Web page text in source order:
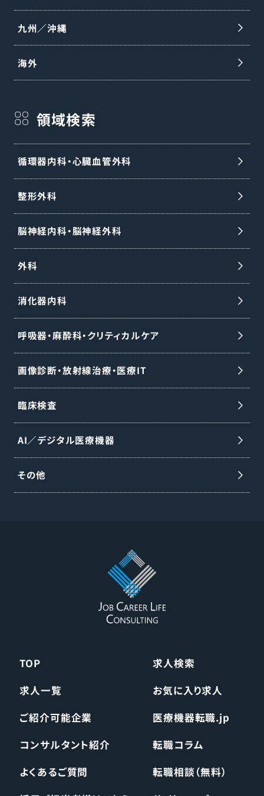
九州／沖縄
海外
領域検索
循環器内科・心臓血管外科
整形外科
脳神経内科・脳神経外科
外科
消化器内科
呼吸器・麻酔科・クリティカルケア
画像診断・放射線治療・医療IT
臨床検査
AI／デジタル医療機器
その他
TOP
求人検索
求人一覧
お気に入り求人
ご紹介可能企業
医療機器転職.jp
コンサルタント紹介
転職コラム
よくあるご質問
転職相談（無料）